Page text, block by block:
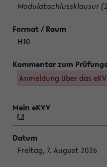
Modulabschlussklausur
H10
Anmeldung über das
Freitag, 7. August 2026